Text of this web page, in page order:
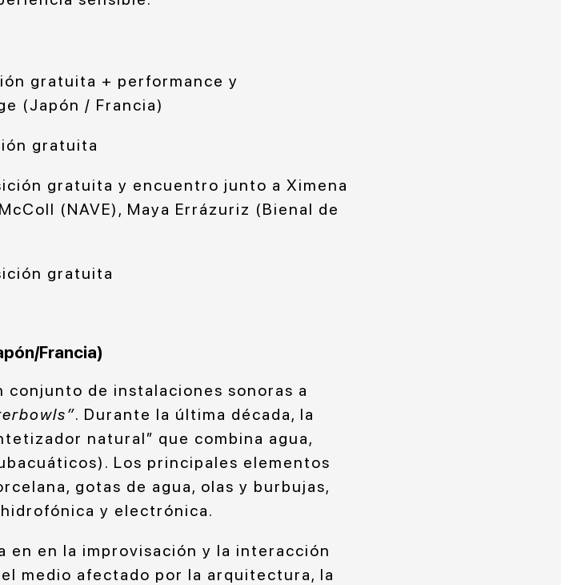
gratuita + performance y
(Japón / Francia)
gratuita
gratuita y encuentro junto a Ximena
(NAVE), Maya Errázuriz (Bienal de
gratuita
Francia)
conjunto de instalaciones sonoras a
. Durante la última década, la
natural” que combina agua,
Los principales elementos
gotas de agua, olas y burbujas,
y electrónica.
en en la improvisación y la interacción
medio afectado por la arquitectura, la